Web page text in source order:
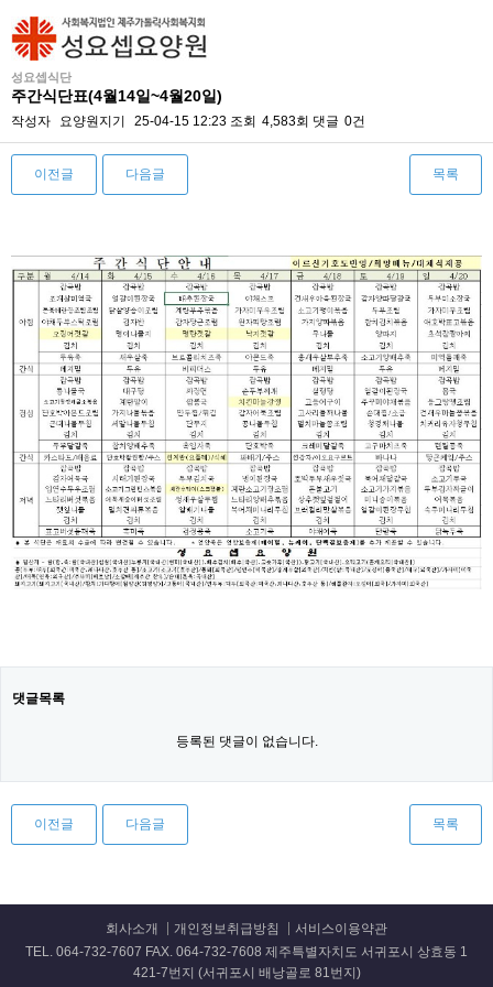
성요셉식단
주간식단표(4월14일~4월20일)
작성자 요양원지기 25-04-15 12:23 조회 4,583회 댓글 0건
이전글 다음글 목록
댓글목록
등록된 댓글이 없습니다.
이전글 다음글 목록
회사소개 개인정보취급방침
서비스이용약관
TEL. 064-732-7607 FAX. 064-732-7608 제주특별자치도 서귀포시 상효동 1
421-7번지 (서귀포시 배낭골로 81번지)